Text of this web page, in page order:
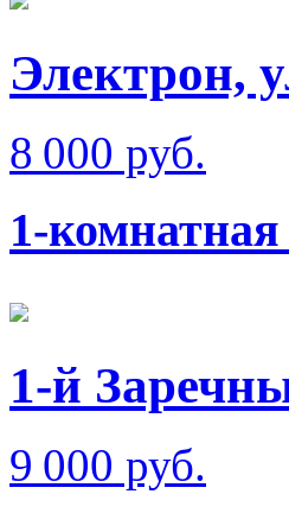
Электрон,
8 000 руб.
1-
1-й
9 000 руб.